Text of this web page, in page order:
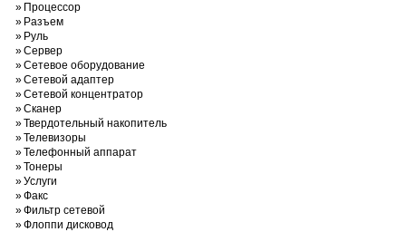
» Процессор
» Разъем
» Руль
»Сервер
»Сетевое оборудование
»Сетевой адаптер
»Сетевой концентратор
»Сканер
»Твердотельный накопитель
»Телевизоры
»Телефонный аппарат
»Тонеры
»Услуги
»Факс
»Фильтр сетевой
»Флоппи дисковод